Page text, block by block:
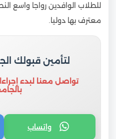
للطلاب الوافدين رواجا واسع
معترف بها دوليا.
لتأمين قبولك
تواصل معنا لبدء
واتساب